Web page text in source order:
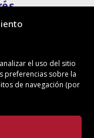
el uso del sitio
preferencias sobre la
de navegación (por
sociales